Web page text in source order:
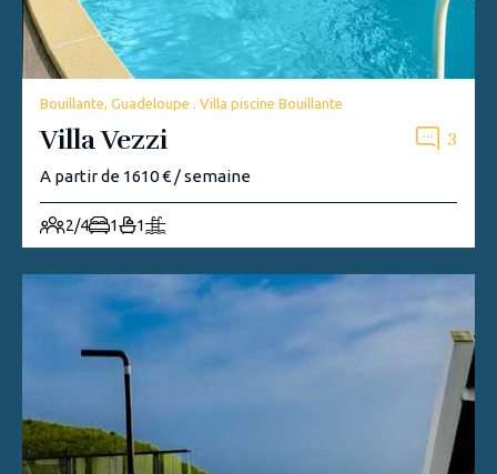
Bouillante, Guadeloupe . Villa piscine Bouillante
Villa Vezzi 3
A partir de 1610 € / semaine
2/4 1 1